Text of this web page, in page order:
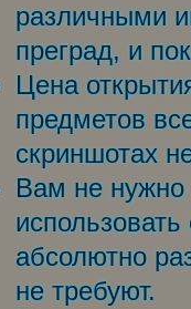
различными
преград, и
Цена
предметов
скриншотах
Вам не нужно
абсолютно
не требуют.